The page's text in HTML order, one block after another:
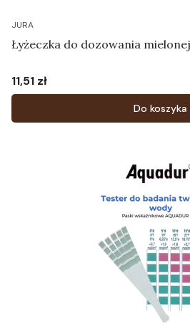
JURA
Łyżeczka do dozowania
Cena
11,51 zł
Do koszyka